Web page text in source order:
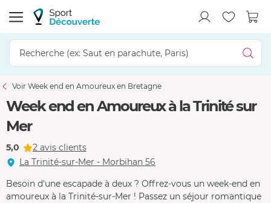
Voir Week end en Amoureux en Bretagne
Week end en Amoureux à la Trinité sur
Mer
5,0
2 avis clients
La Trinité-sur-Mer - Morbihan 56
Besoin d'une escapade à deux ? Offrez-vous un week-end en
amoureux à la Trinité-sur-Mer ! Passez un séjour romantique